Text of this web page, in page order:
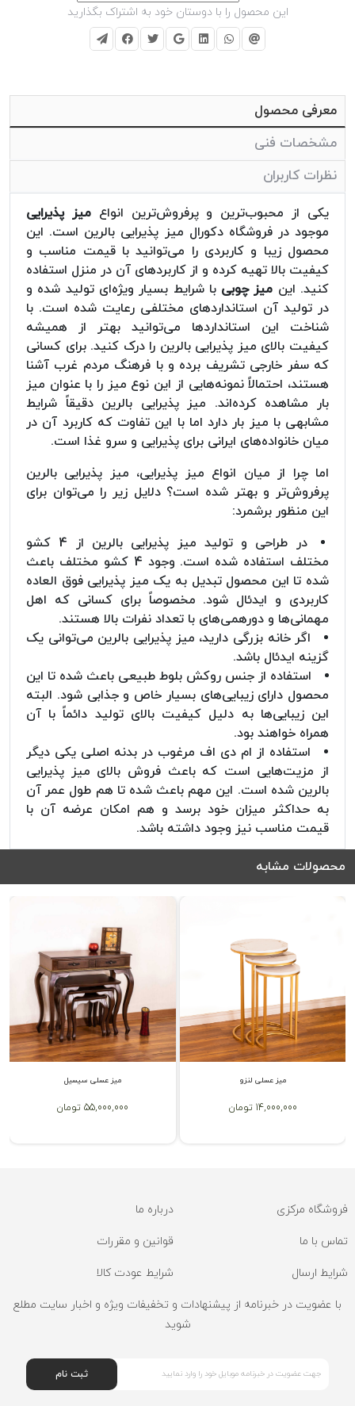
این محصول را با دوستان خود به اشتراک بگذارید
معرفی محصول
مشخصات فنی
نظرات کاربران
یکی از محبوب‌ترین و پرفروش‌ترین انواعمیز پذیرایی
موجود در فروشگاه دکورال میز پذیرایی بالرین است. این
محصول زیبا و کاربردی را می‌توانید با قیمت مناسب و
کیفیت بالا تهیه کرده و از کاربردهای آن در منزل استفاده
کنید. این میز چوبی با شرایط بسیار ویژه‌ای تولید شده و
در تولید آن استانداردهای مختلفی رعایت شده است. با
شناخت این استانداردها می‌توانید بهتر از همیشه
کیفیت بالای میز پذیرایی بالرین را درک کنید. برای کسانی
که سفر خارجی تشریف برده و با فرهنگ مردم غرب آشنا
هستند، احتمالاً نمونه‌هایی از این نوع میز را با عنوان میز
بار مشاهده کرده‌اند. میز پذیرایی بالرین دقیقاً شرایط
مشابهی با میز بار دارد اما با این تفاوت که کاربرد آن در
میان خانواده‌های ایرانی برای پذیرایی و سرو غذا است.
اما چرا از میان انواع میز پذیرایی، میز پذیرایی بالرین
پرفروش‌تر و بهتر شده است؟ دلایل زیر را می‌توان برای
این منظور برشمرد:
در طراحی و تولید میز پذیرایی بالرین از 4 کشو
مختلف استفاده شده است. وجود 4 کشو مختلف باعث
شده تا این محصول تبدیل به یک میز پذیرایی فوق العاده
کاربردی و ایدئال شود. مخصوصاً برای کسانی که اهل
مهمانی‌ها و دورهمی‌های با تعداد نفرات بالا هستند.
اگر خانه بزرگی دارید، میز پذیرایی بالرین می‌توانی یک
گزینه ایدئال باشد.
استفاده از جنس روکش بلوط طبیعی باعث شده تا این
محصول دارای زیبایی‌های بسیار خاص و جذابی شود. البته
این زیبایی‌ها به دلیل کیفیت بالای تولید دائماً با آن
همراه خواهند بود.
استفاده از ام دی اف مرغوب در بدنه اصلی یکی دیگر
از مزیت‌هایی است که باعث فروش بالای میز پذیرایی
بالرین شده است. این مهم باعث شده تا هم طول عمر آن
به حداکثر میزان خود برسد و هم امکان عرضه آن با
قیمت مناسب نیز وجود داشته باشد.
محصولات مشابه
میز عسلی سیسیل
55,000,000 تومان
میز عسلی لنزو
14,000,000 تومان
فروشگاه مرکزی درباره ما
تماس با ما قوانین و مقررات
شرایط ارسال شرایط عودت کالا
با عضویت در خبرنامه از پیشنهادات و تخفیفات ویژه و اخبار سایت مطلع
شوید
ثبت نام